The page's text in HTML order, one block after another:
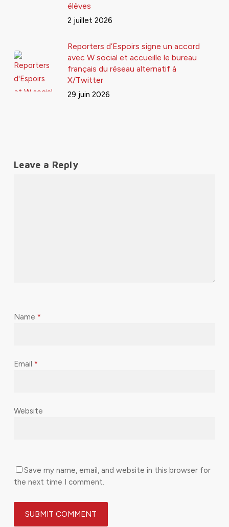
élèves
2 juillet 2026
Reporters d’Espoirs signe un accord
avec W social et accueille le bureau
français du réseau alternatif à
X/Twitter
29 juin 2026
Leave a Reply
Name *
Email *
Website
Save my name, email, and website in this browser for
the next time I comment.